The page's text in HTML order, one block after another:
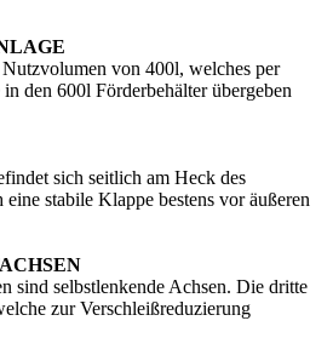
von 400l, welches per
den 600l Förderbehälter übergeben
sich seitlich am Heck des
stabile Klappe bestens vor äußeren
sind selbstlenkende Achsen. Die dritte
zur Verschleißreduzierung